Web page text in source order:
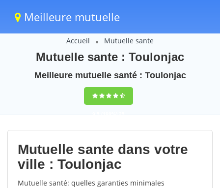
Meilleure mutuelle
Accueil Mutuelle sante
Mutuelle sante : Toulonjac
Meilleure mutuelle santé : Toulonjac
9,5(100%)25
votes
Mutuelle sante dans votre
ville : Toulonjac
Mutuelle santé: quelles garanties minimales